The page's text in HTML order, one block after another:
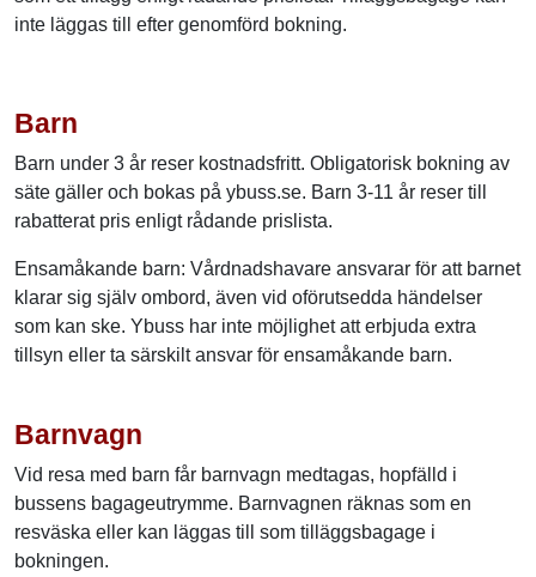
inte läggas till efter genomförd bokning.
Barn
Barn under 3 år reser kostnadsfritt. Obligatorisk bokning av
säte gäller och bokas på ybuss.se. Barn 3-11 år reser till
rabatterat pris enligt rådande prislista.
Ensamåkande barn: Vårdnadshavare ansvarar för att barnet
klarar sig själv ombord, även vid oförutsedda händelser
som kan ske. Ybuss har inte möjlighet att erbjuda extra
tillsyn eller ta särskilt ansvar för ensamåkande barn.
Barnvagn
Vid resa med barn får barnvagn medtagas, hopfälld i
bussens bagageutrymme. Barnvagnen räknas som en
resväska eller kan läggas till som tilläggsbagage i
bokningen.